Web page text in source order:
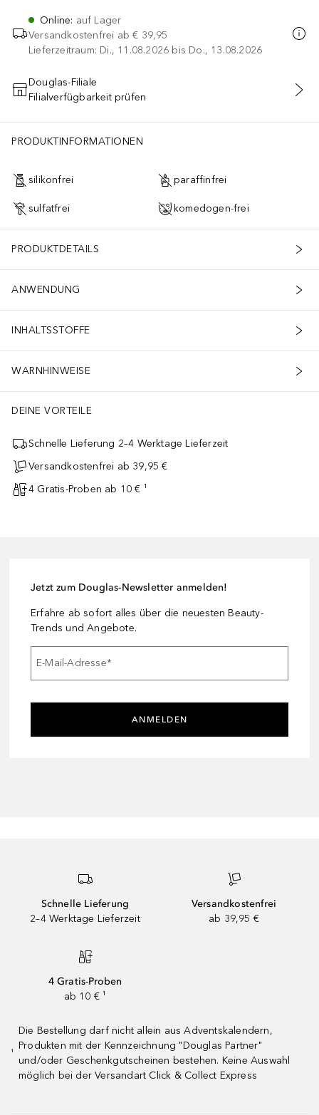
Online: auf Lager
Versandkostenfrei ab € 39,95
Lieferzeitraum: Di., 11.08.2026 bis Do., 13.08.2026
IN DEN WARENKORB
Douglas-Filiale
Filialverfügbarkeit prüfen
PRODUKTINFORMATIONEN
silikonfrei paraffinfrei
sulfatfrei komedogen-frei
PRODUKTDETAILS
ANWENDUNG
INHALTSSTOFFE
WARNHINWEISE
DEINE VORTEILE
Schnelle Lieferung 2–4 Werktage Lieferzeit
Versandkostenfrei ab 39,95 €
4 Gratis-Proben ab 10 € ¹
Jetzt zum Douglas-Newsletter anmelden!
Erfahre ab sofort alles über die neuesten Beauty-
Trends und Angebote.
E-Mail-Adresse*
ANMELDEN
Schnelle Lieferung
2–4 Werktage Lieferzeit
Versandkostenfrei
ab 39,95 €
4 Gratis-Proben
ab 10 € ¹
¹
Die Bestellung darf nicht allein aus Adventskalendern,
Produkten mit der Kennzeichnung "Douglas Partner"
und/oder Geschenkgutscheinen bestehen. Keine Auswahl
möglich bei der Versandart Click & Collect Express